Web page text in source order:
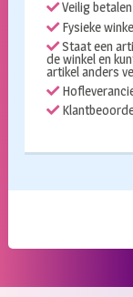
Veilig betalen
Fysieke
Staat een
de winkel en
artikel anders